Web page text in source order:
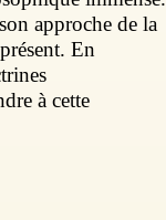
approche de la
En
à cette